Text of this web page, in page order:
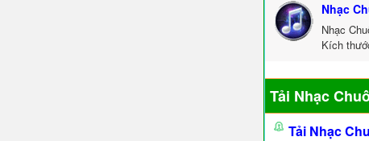
Nhạc
Nhạc
Kích
Tải Nhạc
Tải Nhạc